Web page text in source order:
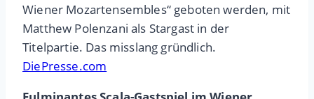
Wiener Mozartensembles“ geboten werden, mit
Matthew Polenzani als Stargast in der
Titelpartie. Das misslang gründlich.
DiePresse.com